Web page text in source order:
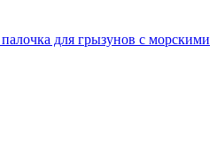
для грызунов с морскими